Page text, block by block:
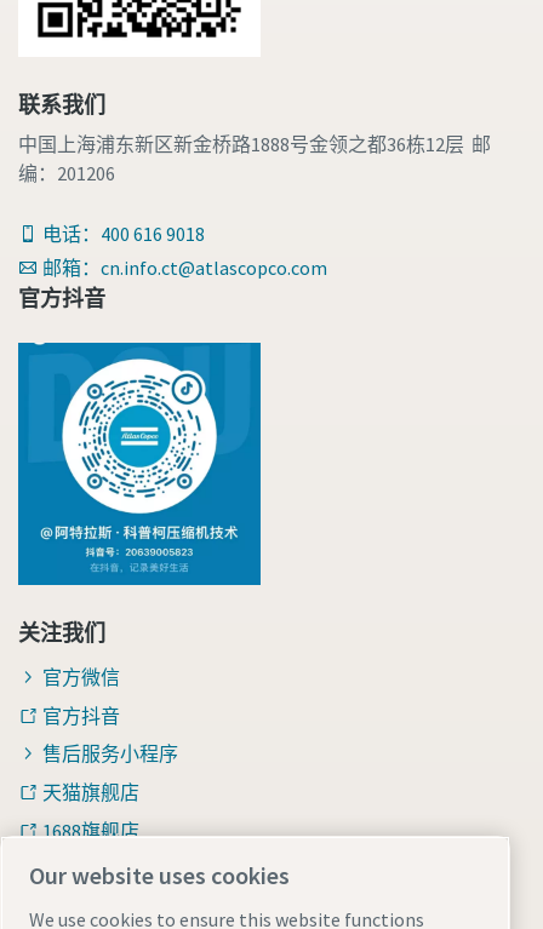
联系我们
中国上海浦东新区新金桥路1888号金领之都36栋12层 邮
编：201206
电话：400 616 9018
邮箱：cn.info.ct@atlascopco.com
官方抖音
关注我们
官方微信
官方抖音
售后服务小程序
天猫旗舰店
1688旗舰店
知乎
Our website uses cookies
We use cookies to ensure this website functions